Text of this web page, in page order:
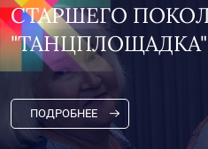
СТАРШЕГО
"ТАНЦПЛОЩАДКА"
ПОДРОБНЕЕ